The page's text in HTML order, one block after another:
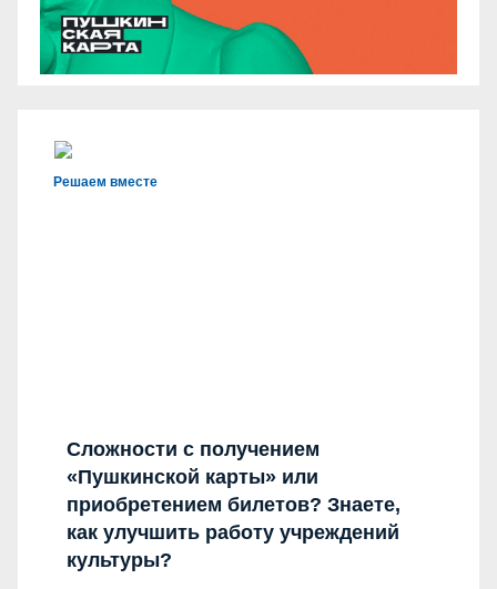
Решаем вместе
Сложности с получением
«Пушкинской карты» или
приобретением билетов? Знаете,
как улучшить работу учреждений
культуры?